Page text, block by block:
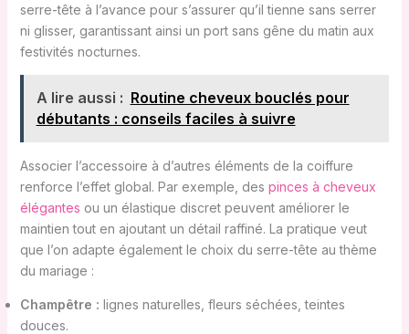
serre-tête à l’avance pour s’assurer qu’il tienne sans serrer
ni glisser, garantissant ainsi un port sans gêne du matin aux
festivités nocturnes.
A lire aussi : Routine cheveux bouclés pour
débutants : conseils faciles à suivre
Associer l’accessoire à d’autres éléments de la coiffure
renforce l’effet global. Par exemple, des pinces à cheveux
élégantes ou un élastique discret peuvent améliorer le
maintien tout en ajoutant un détail raffiné. La pratique veut
que l’on adapte également le choix du serre-tête au thème
du mariage :
Champêtre : lignes naturelles, fleurs séchées, teintes
douces.